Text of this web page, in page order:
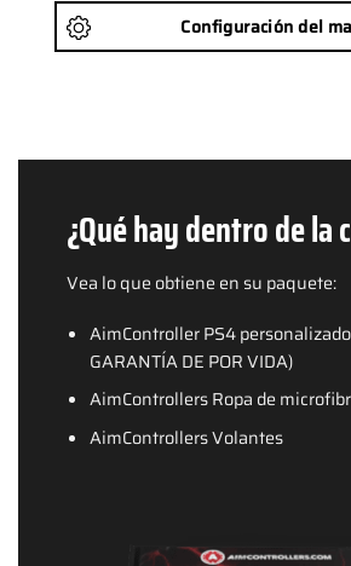
Configuración del
¿Qué hay dentro de la
Vea lo que obtiene en su paquete:
AimController PS4
GARANTÍA DE POR VIDA)
AimControllers Ropa de
AimControllers Volantes